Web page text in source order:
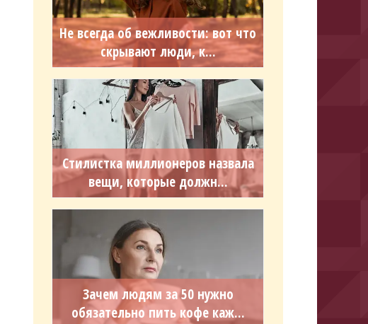
Не всегда об вежливости: вот что
скрывают люди, к...
Стилистка миллионеров назвала
вещи, которые должн...
Зачем людям за 50 нужно
обязательно пить кофе каж...